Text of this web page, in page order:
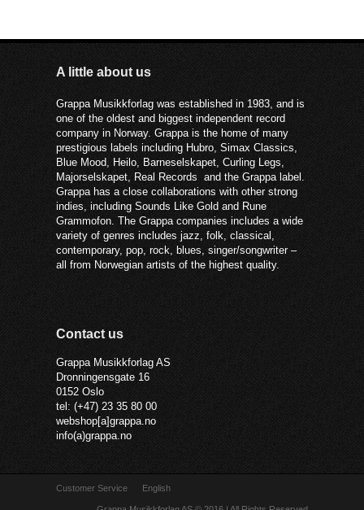
A little about us
Grappa Musikkforlag was established in 1983, and is
one of the oldest and biggest independent record
company in Norway. Grappa is the home of many
prestigious labels including Hubro, Simax Classics,
Blue Mood, Heilo, Barneselskapet, Curling Legs,
Majorselskapet, Real Records and the Grappa label.
Grappa has a close collaborations with other strong
indies, including Sounds Like Gold and Rune
Grammofon. The Grappa companies includes a wide
variety of genres includes jazz, folk, classical,
contemporary, pop, rock, blues, singer/songwriter –
all from Norwegian artists of the highest quality.
Contact us
Grappa Musikkforlag AS
Dronningensgate 16
0152 Oslo
tel: (+47) 23 35 80 00
webshop[a]grappa.no
info(a)grappa.no
Customer Service English